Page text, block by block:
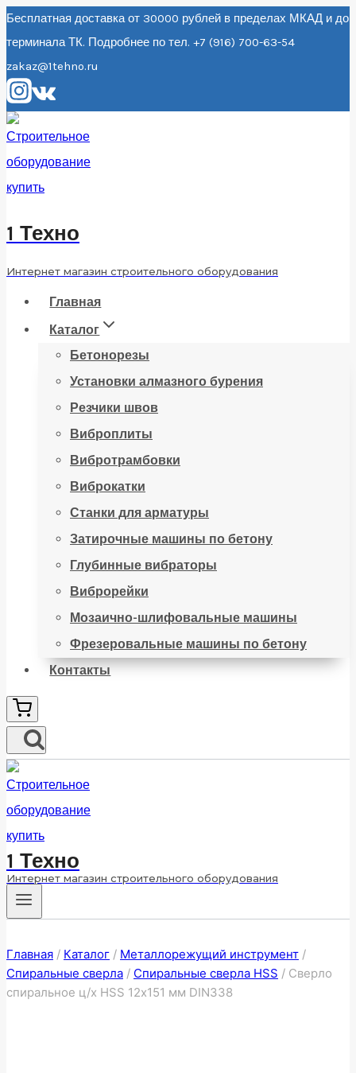
Перейти
к
содержанию
Бесплатная доставка от 30000 рублей в пределах МКАД и до
терминала ТК. Подробнее по тел. +7 (916) 700-63-54
zakaz@1tehno.ru
1 Техно
Интернет магазин строительного оборудования
Главная
Каталог
Бетонорезы
Установки алмазного бурения
Резчики швов
Виброплиты
Вибротрамбовки
Виброкатки
Станки для арматуры
Затирочные машины по бетону
Глубинные вибраторы
Виброрейки
Мозаично-шлифовальные машины
Фрезеровальные машины по бетону
Контакты
1 Техно
Интернет магазин строительного оборудования
Главная / Каталог / Металлорежущий инструмент /
Спиральные сверла / Спиральные сверла HSS / Сверло
спиральное ц/х HSS 12х151 мм DIN338